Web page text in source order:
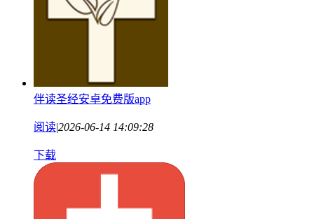
伴读圣经安卓免费版app
阅读|2026-06-14 14:09:28
下载